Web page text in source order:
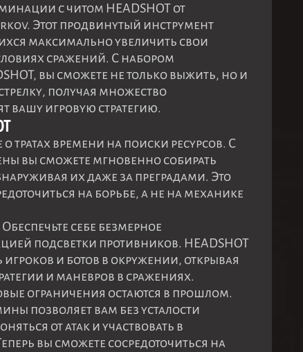
с читом HEADSHOT от
Этот продвинутый инструмент
максимально увеличить свои
сражений. С набором
вы сможете не только выжить, но и
получая множество
вашу игровую стратегию.
о тратах времени на поиски ресурсов. С
вы сможете мгновенно собирать
их даже за преградами. Это
на борьбе, а не на механике
Обеспечьте себе безмерное
подсветки противников. HEADSHOT
игроков и ботов в окружении, открывая
и маневров в сражениях.
ограничения остаются в прошлом.
позволяет вам без усталости
от атак и участвовать в
вы сможете сосредоточиться на